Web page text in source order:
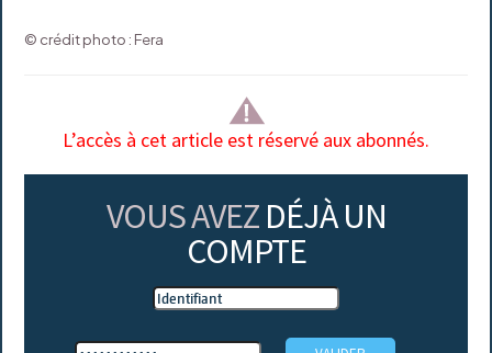
© crédit photo : Fera
L’accès à cet article est réservé aux abonnés.
VOUS AVEZ DÉJÀ UN
COMPTE